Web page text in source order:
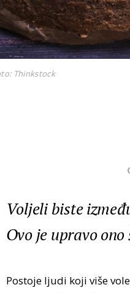
Thinkstock
Voljeli biste
Ovo je upravo
Postoje ljudi koji više vole